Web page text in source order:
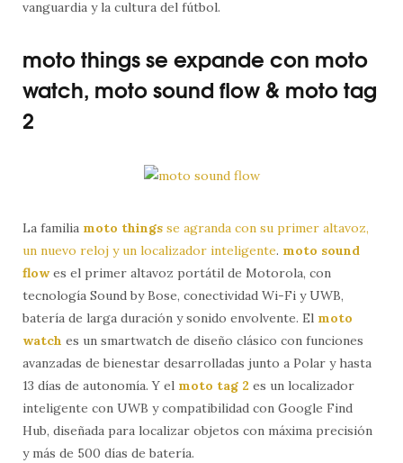
vanguardia y la cultura del fútbol.
moto things se expande con moto
watch, moto sound flow & moto tag
2
La familia moto things se agranda con su primer altavoz,
un nuevo reloj y un localizador inteligente. moto sound
flowes el primer altavoz portátil de Motorola, con
tecnología Sound by Bose, conectividad Wi-Fi y UWB,
batería de larga duración y sonido envolvente. El moto
watch es un smartwatch de diseño clásico con funciones
avanzadas de bienestar desarrolladas junto a Polar y hasta
13 días de autonomía. Y el moto tag 2 es un localizador
inteligente con UWB y compatibilidad con Google Find
Hub, diseñada para localizar objetos con máxima precisión
y más de 500 días de batería.